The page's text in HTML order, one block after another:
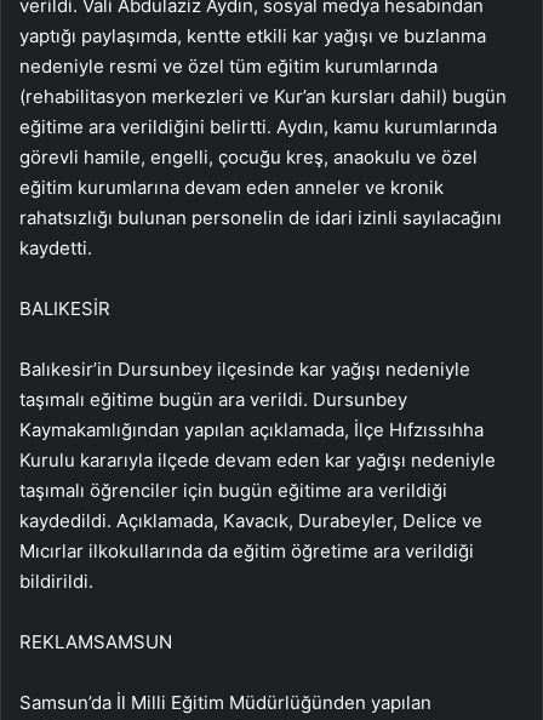
verildi. Vali Abdulaziz Aydın, sosyal medya hesabından
yaptığı paylaşımda, kentte etkili kar yağışı ve buzlanma
nedeniyle resmi ve özel tüm eğitim kurumlarında
(rehabilitasyon merkezleri ve Kur’an kursları dahil) bugün
eğitime ara verildiğini belirtti. Aydın, kamu kurumlarında
görevli hamile, engelli, çocuğu kreş, anaokulu ve özel
eğitim kurumlarına devam eden anneler ve kronik
rahatsızlığı bulunan personelin de idari izinli sayılacağını
kaydetti.
BALIKESİR
Balıkesir’in Dursunbey ilçesinde kar yağışı nedeniyle
taşımalı eğitime bugün ara verildi. Dursunbey
Kaymakamlığından yapılan açıklamada, İlçe Hıfzıssıhha
Kurulu kararıyla ilçede devam eden kar yağışı nedeniyle
taşımalı öğrenciler için bugün eğitime ara verildiği
kaydedildi. Açıklamada, Kavacık, Durabeyler, Delice ve
Mıcırlar ilkokullarında da eğitim öğretime ara verildiği
bildirildi.
REKLAMSAMSUN
Samsun’da İl Milli Eğitim Müdürlüğünden yapılan